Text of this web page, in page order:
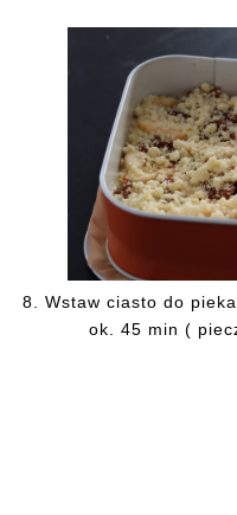
8. Wstaw ciasto do
ok. 45 min (